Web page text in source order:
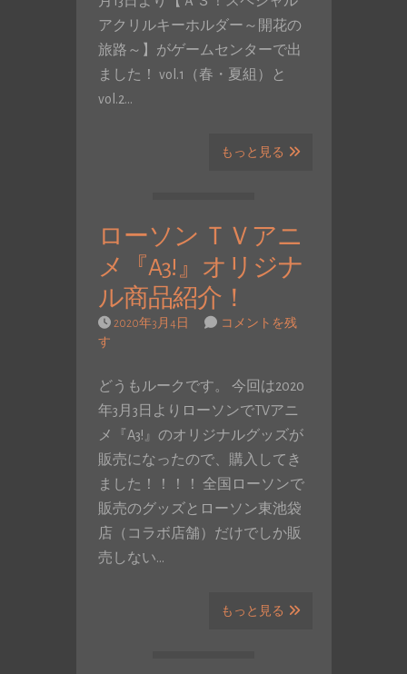
アクリルキーホルダー～開花の
旅路～】がゲームセンターで出
ました！ vol.1（春・夏組）と
vol.2…
もっと見る
ローソン ＴＶアニ
メ『A3!』オリジナ
ル商品紹介！
2020年3月4日
コメントを残
す
どうもルークです。 今回は2020
年3月3日よりローソンでTVアニ
メ『A3!』のオリジナルグッズが
販売になったので、購入してき
ました！！！！ 全国ローソンで
販売のグッズとローソン東池袋
店（コラボ店舗）だけでしか販
売しない…
もっと見る